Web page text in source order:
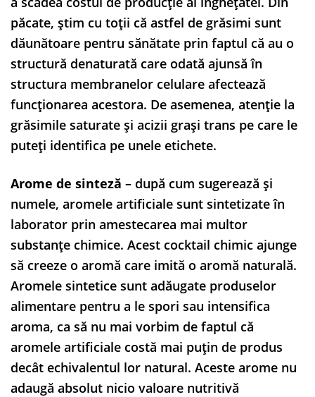
păcate, știm cu toții că astfel de grăsimi sunt
dăunătoare pentru sănătate prin faptul că au o
structură denaturată care odată ajunsă în
structura membranelor celulare afectează
funcționarea acestora. De asemenea, atenție la
grăsimile saturate și acizii grași trans pe care le
puteți identifica pe unele etichete.
Arome de sinteză – după cum sugerează și
numele, aromele artificiale sunt sintetizate în
laborator prin amestecarea mai multor
substanțe chimice. Acest cocktail chimic ajunge
să creeze o aromă care imită o aromă naturală.
Aromele sintetice sunt adăugate produselor
alimentare pentru a le spori sau intensifica
aroma, ca să nu mai vorbim de faptul că
aromele artificiale costă mai puțin de produs
decât echivalentul lor natural. Aceste arome nu
adaugă absolut nicio valoare nutritivă